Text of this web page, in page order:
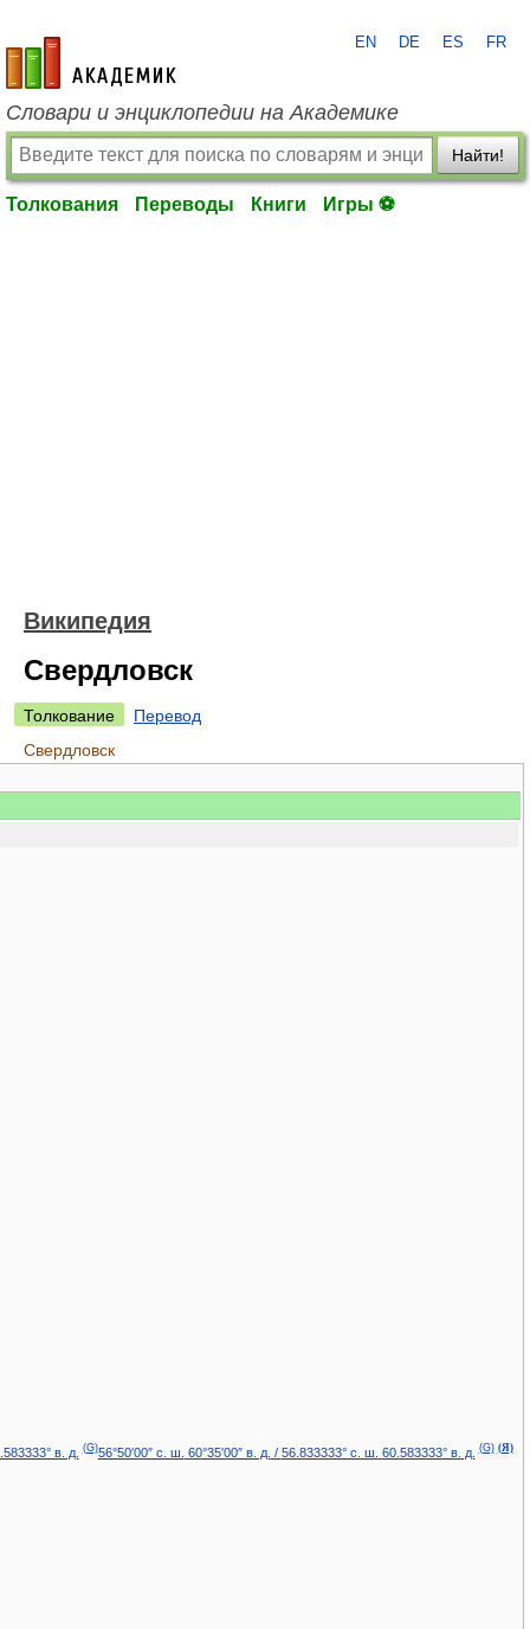
academic.ru
EN DE ES FR
Словари и энциклопедии на Академике
Найти!
Толкования Переводы Книги Игры ⚽
Википедия
Свердловск
Толкование
Перевод
Свердловск
в. д. (G)56°50′00″ с. ш. 60°35′00″ в. д. / 56.833333° с. ш. 60.583333° в. д. (G) (Я)